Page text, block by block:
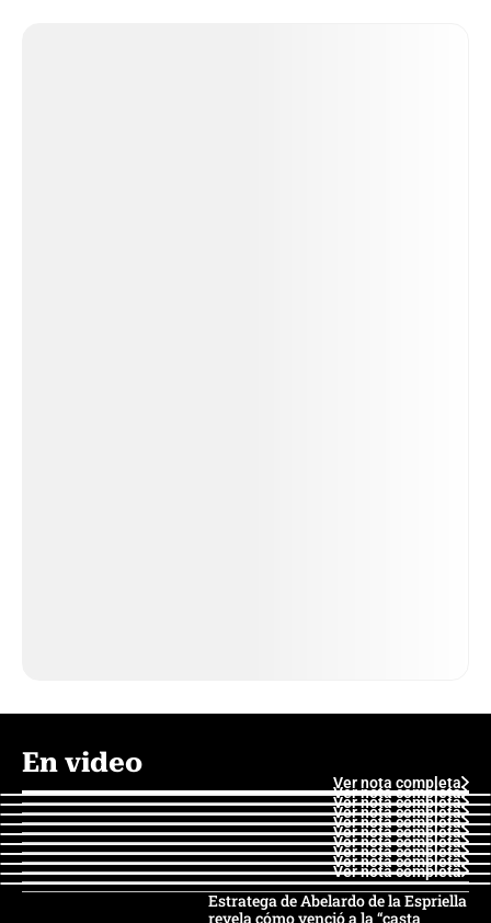
En video
Ver nota completa
Ver nota completa
Ver nota completa
Ver nota completa
Ver nota completa
Ver nota completa
Ver nota completa
Ver nota completa
Ver nota completa
Ver nota completa
Estratega de Abelardo de la Espriella
revela cómo venció a la “casta